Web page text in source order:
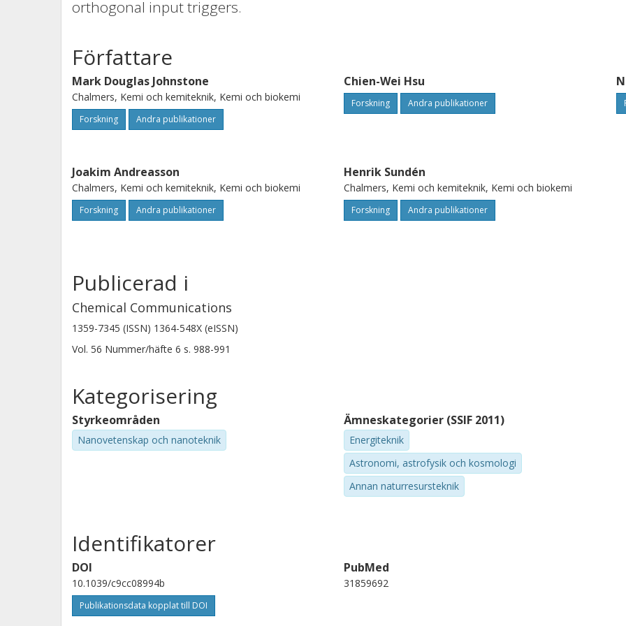
orthogonal input triggers.
Författare
Mark Douglas Johnstone
Chalmers, Kemi och kemiteknik, Kemi och biokemi
Forskning Andra publikationer
Chien-Wei Hsu
Forskning Andra publikationer
Joakim Andreasson
Chalmers, Kemi och kemiteknik, Kemi och biokemi
Forskning Andra publikationer
Henrik Sundén
Chalmers, Kemi och kemiteknik, Kemi och biokemi
Forskning Andra publikationer
Publicerad i
Chemical Communications
1359-7345 (ISSN) 1364-548X (eISSN)
Vol. 56 Nummer/häfte 6 s. 988-991
Kategorisering
Styrkeområden
Nanovetenskap och nanoteknik
Ämneskategorier (SSIF 2011)
Energiteknik
Astronomi, astrofysik och kosmologi
Annan naturresursteknik
Identifikatorer
DOI
10.1039/c9cc08994b
Publikationsdata kopplat till DOI
PubMed
31859692